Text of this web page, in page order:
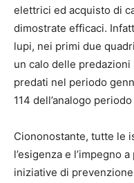
elettrici ed acquisto di
dimostrate efficaci.
lupi, nei primi due
un calo delle
predati nel periodo
114 dell’analogo
Ciononostante, tutte le
l’esigenza e l’impegno
iniziative di